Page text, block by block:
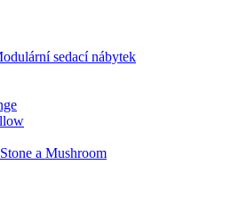
sedací nábytek
a Mushroom